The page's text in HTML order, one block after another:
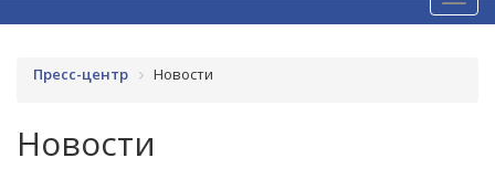
Пресс-центр Новости
Новости